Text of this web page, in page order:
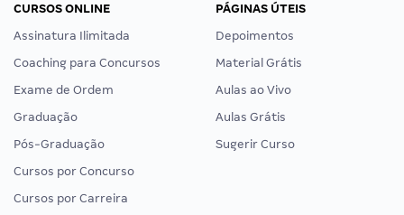
CURSOS ONLINE
Assinatura Ilimitada
Coaching para Concursos
Exame de Ordem
Graduação
Pós-Graduação
Cursos por Concurso
Cursos por Carreira
PÁGINAS ÚTEIS
Depoimentos
Material Grátis
Aulas ao Vivo
Aulas Grátis
Sugerir Curso